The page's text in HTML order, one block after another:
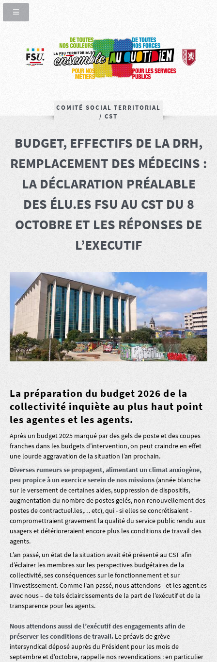
COMITÉ SOCIAL TERRITORIAL
/ CST
BUDGET, EFFECTIFS DE LA DRH,
REMPLACEMENT DES MÉDECINS :
LA DÉCLARATION PRÉALABLE
DES ÉLU.ES FSU AU CST DU 8
OCTOBRE ET LES RÉPONSES DE
L’EXECUTIF
La préparation du budget 2026 de la
collectivité inquiète au plus haut point
les agentes et les agents.
Après un budget 2025 marqué par des gels de poste et des coupes
franches dans les budgets d’intervention, on peut craindre en effet
une lourde aggravation de la situation l’an prochain.
Diverses rumeurs se propagent, alimentant un climat anxiogène,
peu propice à un exercice serein de nos missions (année blanche
sur le versement de certaines aides, suppression de dispositifs,
augmentation du nombre de postes gelés, non renouvellement des
postes de contractuel.les,… etc), qui - si elles se concrétisaient -
compromettraient gravement la qualité du service public rendu aux
usagers et détérioreraient encore plus les conditions de travail des
agents.
L’an passé, un état de la situation avait été présenté au CST afin
d’éclairer les membres sur les perspectives budgétaires de la
collectivité, ses conséquences sur le fonctionnement et sur
l’investissement. Comme l’an passé, nous attendons - et les agent.es
avec nous – de tels éclaircissements de la part de l’exécutif et de la
transparence pour les agents.
Nous attendons aussi de l’exécutif des engagements afin de
préserver les conditions de travail. Le préavis de grève
intersyndical déposé auprès du Président pour les mois de
septembre et d’octobre, rappelle nos revendications : en particulier